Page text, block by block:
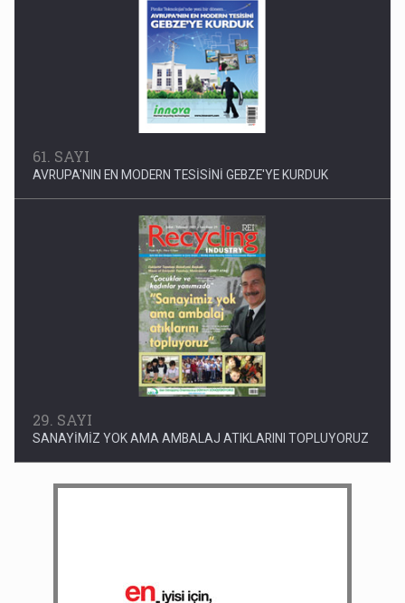
61. SAYI
AVRUPA'NIN EN MODERN TESİSİNİ GEBZE'YE KURDUK
29. SAYI
SANAYİMİZ YOK AMA AMBALAJ ATIKLARINI TOPLUYORUZ